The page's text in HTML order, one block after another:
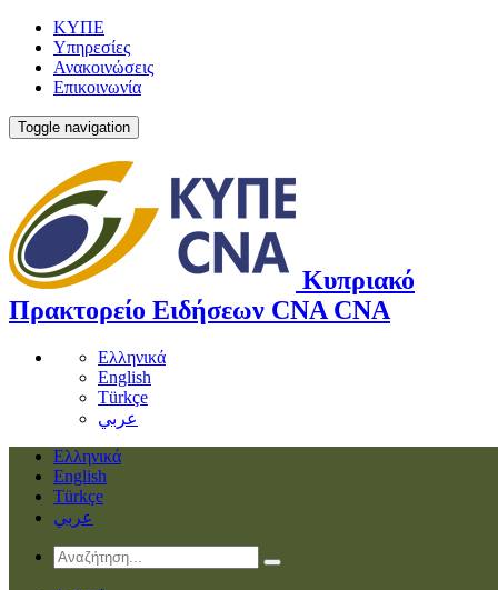
ΚΥΠΕ
Υπηρεσίες
Ανακοινώσεις
Επικοινωνία
Toggle navigation
Κυπριακό
Πρακτορείο Ειδήσεων CNA CNA
Ελληνικά
English
Türkçe
عربي
Ελληνικά
English
Türkçe
عربي